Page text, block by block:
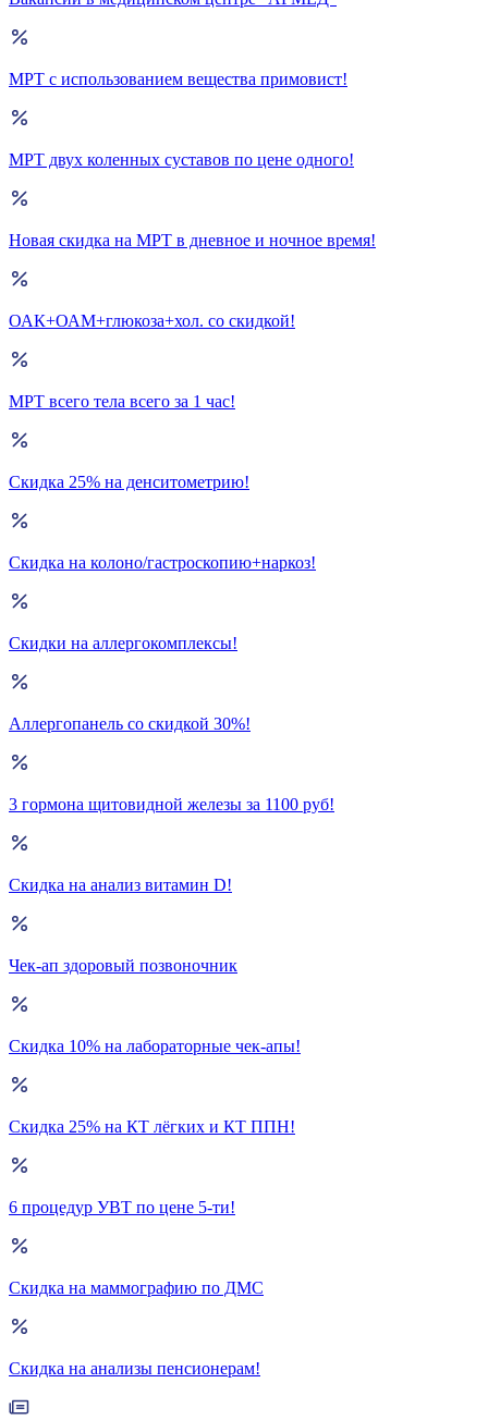
МРТ с использованием вещества примовист!
МРТ двух коленных суставов по цене одного!
Новая скидка на МРТ в дневное и ночное время!
ОАК+ОАМ+глюкоза+хол. со скидкой!
МРТ всего тела всего за 1 час!
Скидка 25% на денситометрию!
Скидка на колоно/гастроскопию+наркоз!
Скидки на аллергокомплексы!
Аллергопанель со скидкой 30%!
3 гормона щитовидной железы за 1100 руб!
Скидка на анализ витамин D!
Чек-ап здоровый позвоночник
Скидка 10% на лабораторные чек-апы!
Скидка 25% на КТ лёгких и КТ ППН!
6 процедур УВТ по цене 5-ти!
Скидка на маммографию по ДМС
Скидка на анализы пенсионерам!